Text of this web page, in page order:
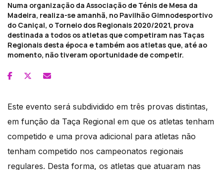
Numa organização da Associação de Ténis de Mesa da
Madeira, realiza-se amanhã, no Pavilhão Gimnodesportivo
do Caniçal, o Torneio dos Regionais 2020/2021, prova
destinada a todos os atletas que competiram nas Taças
Regionais desta época e também aos atletas que, até ao
momento, não tiveram oportunidade de competir.
Este evento será subdividido em três provas distintas,
em função da Taça Regional em que os atletas tenham
competido e uma prova adicional para atletas não
tenham competido nos campeonatos regionais
regulares. Desta forma, os atletas que atuaram nas